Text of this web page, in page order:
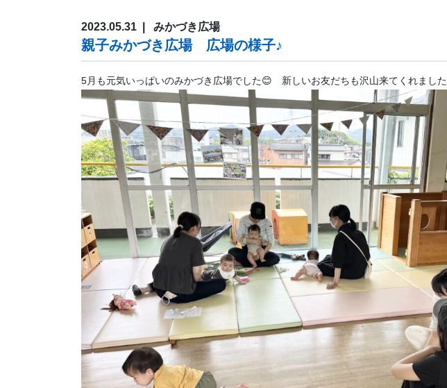
2023.05.31 みかづき広場
親子みかづき広場 広場の様子♪
5月も元気いっぱいのみかづき広場でした😊 新しいお友だちも沢山来てくれました